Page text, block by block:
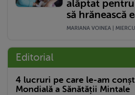
alăptat
să hrănească
MARIANA VOINEA |
Editorial
4 lucruri pe care le-am
Mondială a Sănătății Mintale